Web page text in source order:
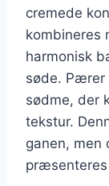
cremede
kombineres
harmonisk
søde. Pærer
sødme, der
tekstur.
ganen, men
præsenteres